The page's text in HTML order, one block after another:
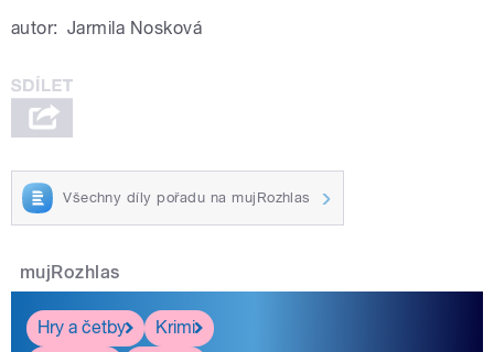
autor: Jarmila Nosková
Všechny díly pořadu na mujRozhlas
mujRozhlas
Hry a četby
Krimi